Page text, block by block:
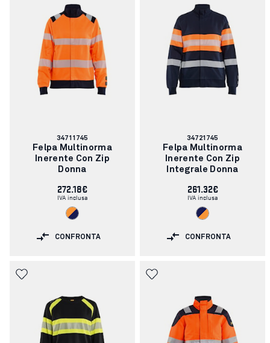
Codice
articolo:
34711745
Felpa Multinorma
Inerente Con Zip
Donna
272.18€
IVA inclusa
CONFRONTA
Codice
articolo:
34721745
Felpa Multinorma
Inerente Con Zip
Integrale Donna
261.32€
IVA inclusa
CONFRONTA